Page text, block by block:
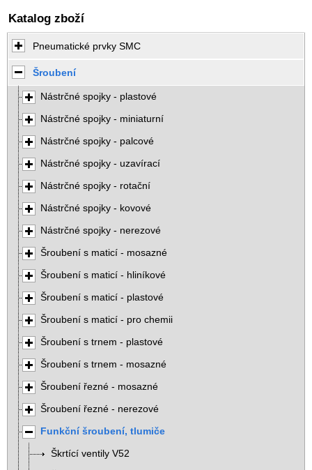
Katalog zboží
Pneumatické prvky SMC
Šroubení
Nástrčné spojky - plastové
Nástrčné spojky - miniaturní
Nástrčné spojky - palcové
Nástrčné spojky - uzavírací
Nástrčné spojky - rotační
Nástrčné spojky - kovové
Nástrčné spojky - nerezové
Šroubení s maticí - mosazné
Šroubení s maticí - hliníkové
Šroubení s maticí - plastové
Šroubení s maticí - pro chemii
Šroubení s trnem - plastové
Šroubení s trnem - mosazné
Šroubení řezné - mosazné
Šroubení řezné - nerezové
Funkční šroubení, tlumiče
Škrtící ventily V52